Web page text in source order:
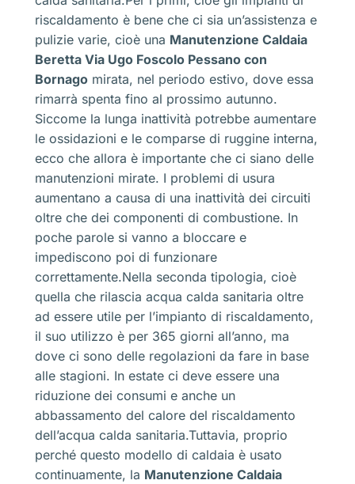
riscaldamento è bene che ci sia un’assistenza e
pulizie varie, cioè una Manutenzione Caldaia
Beretta Via Ugo Foscolo Pessano con
Bornago mirata, nel periodo estivo, dove essa
rimarrà spenta fino al prossimo autunno.
Siccome la lunga inattività potrebbe aumentare
le ossidazioni e le comparse di ruggine interna,
ecco che allora è importante che ci siano delle
manutenzioni mirate. I problemi di usura
aumentano a causa di una inattività dei circuiti
oltre che dei componenti di combustione. In
poche parole si vanno a bloccare e
impediscono poi di funzionare
correttamente.Nella seconda tipologia, cioè
quella che rilascia acqua calda sanitaria oltre
ad essere utile per l’impianto di riscaldamento,
il suo utilizzo è per 365 giorni all’anno, ma
dove ci sono delle regolazioni da fare in base
alle stagioni. In estate ci deve essere una
riduzione dei consumi e anche un
abbassamento del calore del riscaldamento
dell’acqua calda sanitaria.Tuttavia, proprio
perché questo modello di caldaia è usato
continuamente, la Manutenzione Caldaia